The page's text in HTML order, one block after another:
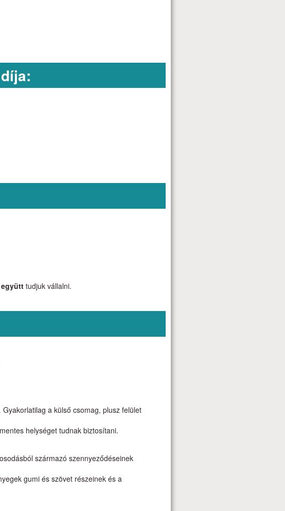
együtt tudjuk vállalni.
a külső csomag, plusz felület
helységet tudnak biztosítani.
származó szennyeződéseinek
gumi és szövet részeinek és a